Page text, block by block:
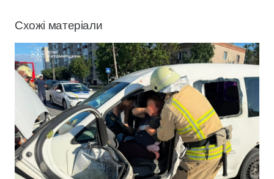
Схожі матеріали